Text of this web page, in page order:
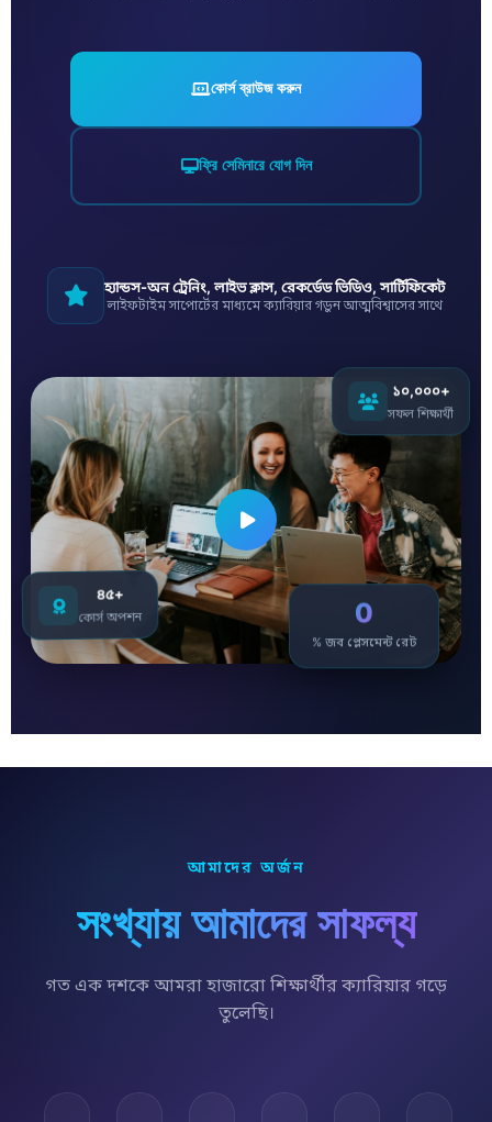
কোর্স ব্রাউজ করুন
ফ্রি সেমিনারে যোগ দিন
হ্যান্ডস-অন ট্রেনিং, লাইভ ক্লাস, রেকর্ডেড ভিডিও, সার্টিফিকেট
লাইফটাইম সাপোর্টের মাধ্যমে ক্যারিয়ার গড়ুন আত্মবিশ্বাসের সাথে
১০,০০০+
সফল শিক্ষার্থী
৪৫+
কোর্স অপশন 0
% জব প্লেসমেন্ট রেট
আমাদের অর্জন
সংখ্যায় আমাদের সাফল্য
গত এক দশকে আমরা হাজারো শিক্ষার্থীর ক্যারিয়ার গড়ে
তুলেছি।